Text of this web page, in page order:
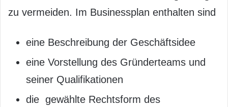
zu vermeiden. Im Businessplan enthalten sind
eine Beschreibung der Geschäftsidee
eine Vorstellung des Gründerteams und
seiner Qualifikationen
die gewählte Rechtsform des